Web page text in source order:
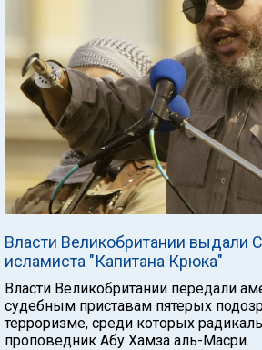
Власти Великобритании выдали
исламиста "Капитана Крюка"
Власти Великобритании передали
судебным приставам пятерых
терроризме, среди которых
проповедник Абу Хамза аль-Масри.